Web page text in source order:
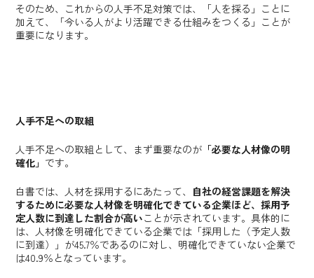
そのため、これからの人手不足対策では、「人を採る」ことに
加えて、「今いる人がより活躍できる仕組みをつくる」ことが
重要になります。
人手不足への取組
人手不足への取組として、まず重要なのが 「必要な人材像の明
確化」 です。
白書では、人材を採用するにあたって、 自社の経営課題を解決
するために必要な人材像を明確化できている企業ほど、採用予
定人数に到達した割合が高いことが示されています。具体的に
は、人材像を明確化できている企業では「採用した（予定人数
に到達）」が45.7％であるのに対し、明確化できていない企業で
は40.9％となっています。